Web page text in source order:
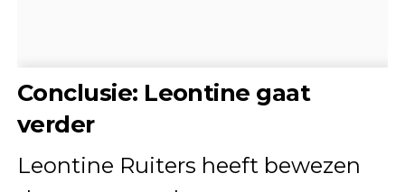
Conclusie: Leontine gaat
verder
Leontine Ruiters heeft bewezen